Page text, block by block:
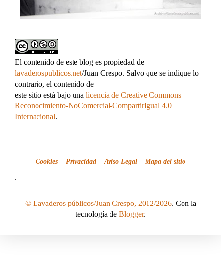
El contenido de este blog es propiedad de
lavaderospublicos.net/Juan Crespo. Salvo que se indique lo
contrario, el contenido de
este sitio está bajo una licencia de Creative Commons
Reconocimiento-NoComercial-CompartirIgual 4.0
Internacional.
Cookies Privacidad Aviso Legal Mapa del sitio
.
© Lavaderos públicos/Juan Crespo, 2012/2026. Con la
tecnología de Blogger.